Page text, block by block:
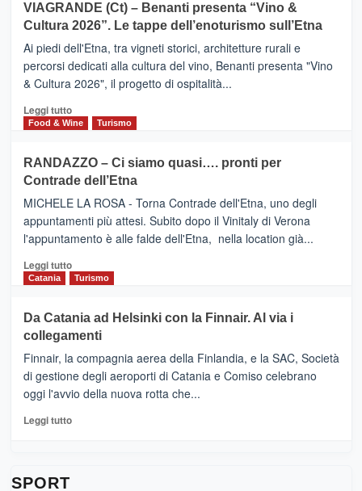
Anche
la
Alcantara
nei
primi
nella
classifica
IL
SAN
DOMENICO
PALACE
TAORMINA,
UN
HOTEL
FOUR
IL
NUOVO
SUMMER
CLUB
VIAGRANDE (Ct) – Benanti presenta “Vino &
Cultura 2026”. Le tappe dell’enoturismo sull’Etna
Ai piedi dell'Etna, tra vigneti storici, architetture rurali e
percorsi dedicati alla cultura del vino, Benanti presenta "Vino
& Cultura 2026", il progetto di ospitalità...
Leggi tuttoLeggi
di
VIAGRANDE
(Ct)
–
Benanti
presenta
“Vino
&
Cultura
tappe
dell’enoturismo
Food & Wine Turismo
RANDAZZO – Ci siamo quasi…. pronti per
Contrade dell’Etna
MICHELE LA ROSA - Torna Contrade dell'Etna, uno degli
appuntamenti più attesi. Subito dopo il Vinitaly di Verona
l'appuntamento è alle falde dell'Etna, nella location già...
Leggi tuttoLeggi
di
RANDAZZO
–
Ci
siamo
quasi….
pronti
per
Catania Turismo
Da Catania ad Helsinki con la Finnair. Al via i
collegamenti
Finnair, la compagnia aerea della Finlandia, e la SAC, Società
di gestione degli aeroporti di Catania e Comiso celebrano
oggi l'avvio della nuova rotta che...
Leggi tuttoLeggi
SPORT